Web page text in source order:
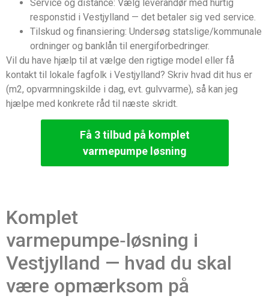
Service og distance: Vælg leverandør med hurtig
responstid i Vestjylland — det betaler sig ved service.
Tilskud og finansiering: Undersøg statslige/kommunale
ordninger og banklån til energiforbedringer.
Vil du have hjælp til at vælge den rigtige model eller få
kontakt til lokale fagfolk i Vestjylland? Skriv hvad dit hus er
(m2, opvarmningskilde i dag, evt. gulvvarme), så kan jeg
hjælpe med konkrete råd til næste skridt.
Få 3 tilbud på komplet
varmepumpe løsning
Komplet
varmepumpe‑løsning i
Vestjylland — hvad du skal
være opmærksom på